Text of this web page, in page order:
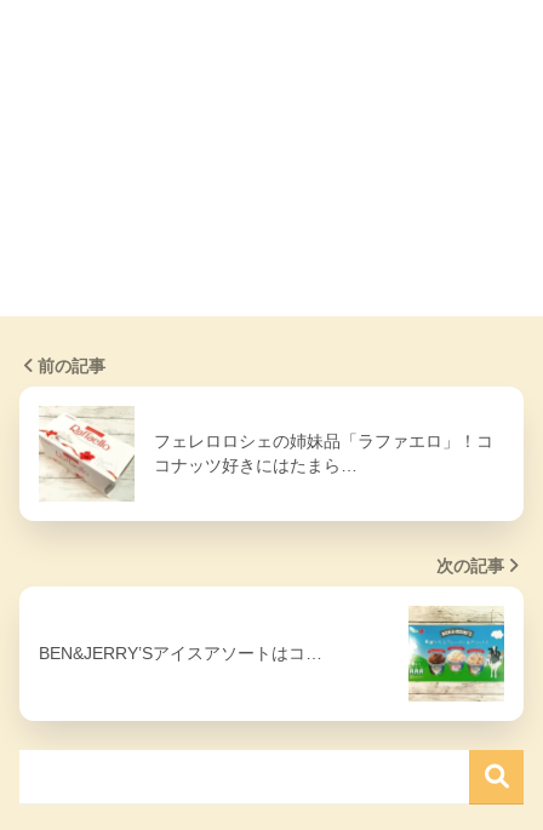
前の記事
フェレロロシェの姉妹品「ラファエロ」！コ
コナッツ好きにはたまら…
次の記事
BEN&JERRY’Sアイスアソートはコ…